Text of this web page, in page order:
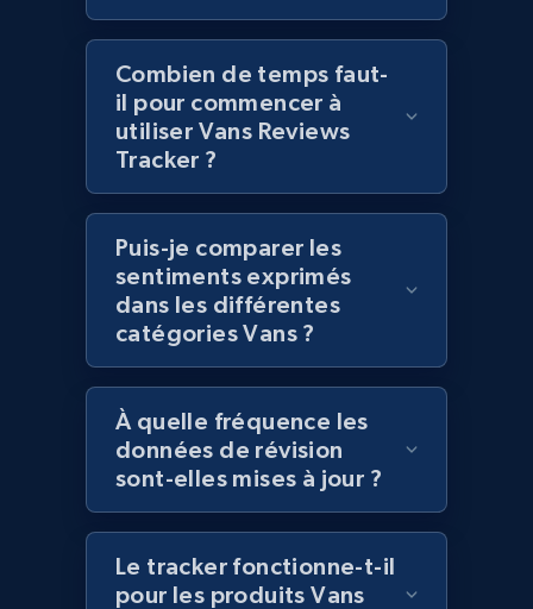
991+ 162+ Commencer
Lowes.com - Collect records by category
URL, Domain, Marketplace pn, Sku, Other pn,
Model number, Gtin ean pn, Product name, and
991+ 162+ Commencer
Lazada - Products
URL, Title, Rating, Reviews, Initial price, Final
price, Currency, Stock, and more.
988+ 160+ Commencer
Combien de temps faut-
il pour commencer à
utiliser Vans Reviews
Tracker ?
Puis-je comparer les
sentiments exprimés
dans les différentes
catégories Vans ?
À quelle fréquence les
données de révision
sont-elles mises à jour ?
Le tracker fonctionne-t-il
pour les produits Vans